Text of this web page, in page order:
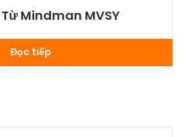
Mindman MVSY
Đọc tiếp